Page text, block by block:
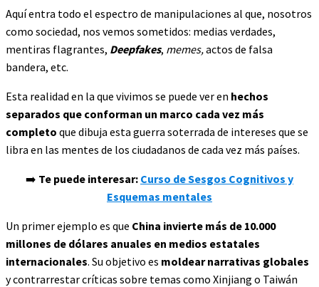
Aquí entra todo el espectro de manipulaciones al que, nosotros
como sociedad, nos vemos sometidos: medias verdades,
mentiras flagrantes, Deepfakes, memes,actos de falsa
bandera, etc.
Esta realidad en la que vivimos se puede ver en hechos
separados que conforman un marco cada vez más
completo que dibuja esta guerra soterrada de intereses que se
libra en las mentes de los ciudadanos de cada vez más países.
➡️ Te puede interesar: Curso de Sesgos Cognitivos y
Esquemas mentales
Un primer ejemplo es que China invierte más de 10.000
millones de dólares anuales en medios estatales
internacionales. Su objetivo es moldear narrativas globales
y contrarrestar críticas sobre temas como Xinjiang o Taiwán